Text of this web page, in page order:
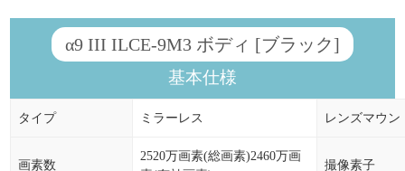
α9 III ILCE-9M3 ボディ [ブラック]
基本仕様
タイプ ミラーレス レンズマウン
画素数
2520万画素(総画素)2460万画
撮像素子